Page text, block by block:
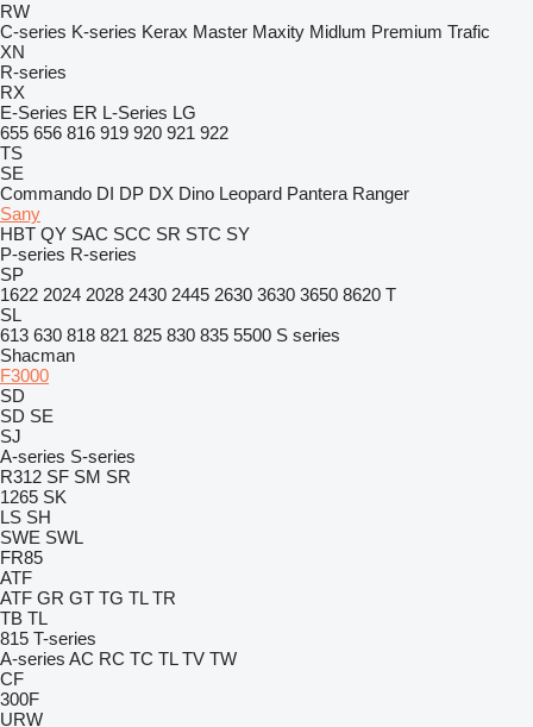
RW
C-series K-series Kerax Master Maxity Midlum Premium Trafic
XN
R-series
RX
E-Series ER L-Series LG
655 656 816 919 920 921 922
TS
SE
Commando DI DP DX Dino Leopard Pantera Ranger
Sany
HBT QY SAC SCC SR STC SY
P-series R-series
SP
1622 2024 2028 2430 2445 2630 3630 3650 8620 T
SL
613 630 818 821 825 830 835 5500 S series
Shacman
F3000
SD
SD SE
SJ
A-series S-series
R312 SF SM SR
1265 SK
LS SH
SWE SWL
FR85
ATF
ATF GR GT TG TL TR
TB TL
815 T-series
A-series AC RC TC TL TV TW
CF
300F
URW